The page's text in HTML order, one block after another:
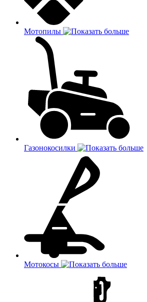
Мотопилы
Газонокосилки
Мотокосы